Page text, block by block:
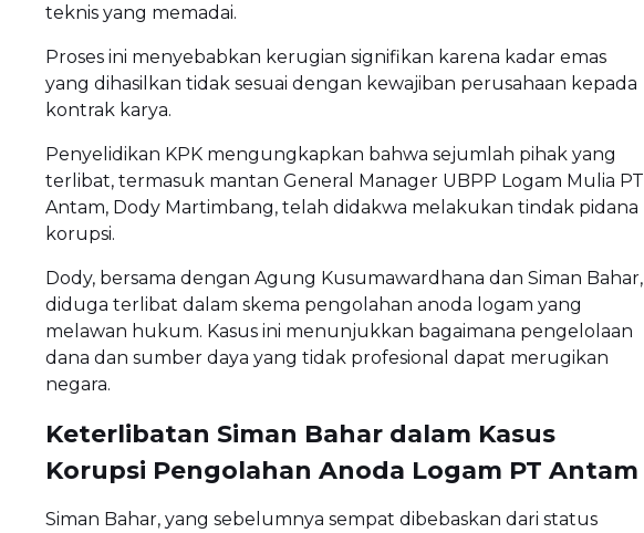
teknis yang memadai.
Proses ini menyebabkan kerugian signifikan karena kadar emas
yang dihasilkan tidak sesuai dengan kewajiban perusahaan kepada
kontrak karya.
Penyelidikan KPK mengungkapkan bahwa sejumlah pihak yang
terlibat, termasuk mantan General Manager UBPP Logam Mulia PT
Antam, Dody Martimbang, telah didakwa melakukan tindak pidana
korupsi.
Dody, bersama dengan Agung Kusumawardhana dan Siman Bahar,
diduga terlibat dalam skema pengolahan anoda logam yang
melawan hukum. Kasus ini menunjukkan bagaimana pengelolaan
dana dan sumber daya yang tidak profesional dapat merugikan
negara.
Keterlibatan Siman Bahar dalam Kasus
Korupsi Pengolahan Anoda Logam PT Antam
Siman Bahar, yang sebelumnya sempat dibebaskan dari status